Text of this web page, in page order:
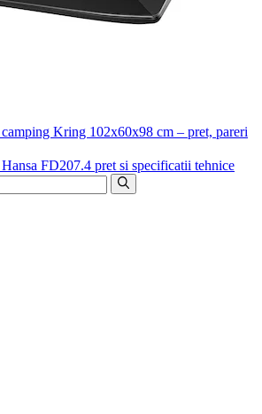
Kring 102x60x98 cm – pret, pareri
FD207.4 pret si specificatii tehnice